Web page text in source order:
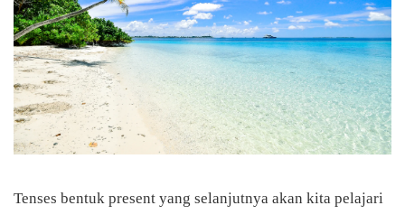
Tenses bentuk present yang selanjutnya akan kita pelajari